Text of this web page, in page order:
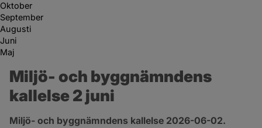
Oktober
September
Augusti
Juni
Maj
Miljö- och byggnämndens
kallelse 2 juni
Miljö- och byggnämndens kallelse 2026-06-02.